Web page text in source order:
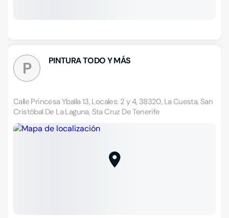
P PINTURA TODO Y MÁS
Calle Princesa Yballa 13, Locales: 2 y 4, 38320, La Cuesta, San
Cristóbal De La Laguna, Sta Cruz De Tenerife